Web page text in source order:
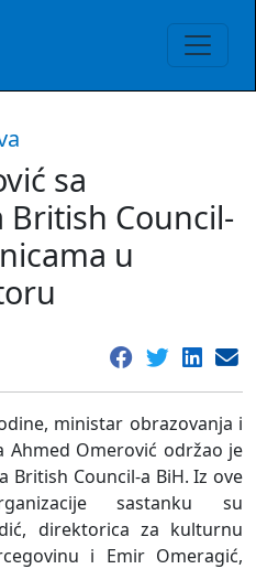
sa
Council-
u
ministar obrazovanja i
Ahmed Omerović održao je
British Council-a BiH. Iz ove
sastanku su
direktorica za kulturnu
i Emir Omeragić,